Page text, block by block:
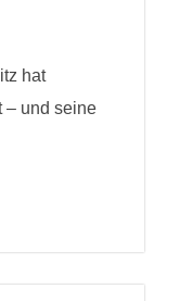
hat
– und seine